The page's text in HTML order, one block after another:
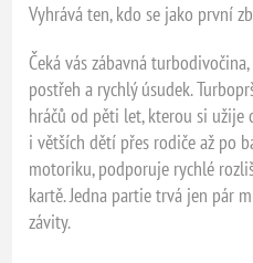
Vyhrává ten, kdo se jako první
Čeká vás zábavná
postřeh a rychlý úsudek.
hráčů od pěti let, kterou si
i větších dětí přes rodiče až po
motoriku, podporuje rychlé
kartě. Jedna partie trvá jen pár
závity.